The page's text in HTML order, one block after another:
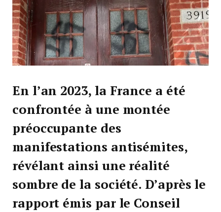
En l’an 2023, la France a été
confrontée à une montée
préoccupante des
manifestations antisémites,
révélant ainsi une réalité
sombre de la société. D’après le
rapport émis par le Conseil